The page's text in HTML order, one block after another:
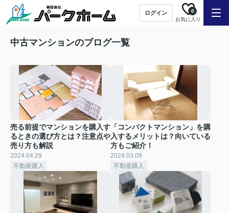
ログイン
お気に入り
0
中古マンションのブログ一覧
売る前提でマンションを購入す
るときの選び方とは？注意点や
売り方も解説
2024.04.29
不動産購入
「コンパクトマンション」を購
入するメリットは？向いている
方もご紹介！
2024.03.09
不動産購入